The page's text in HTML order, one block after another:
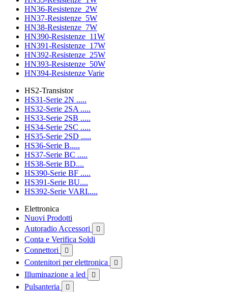
HN36-Resistenze_2W
HN37-Resistenze_5W
HN38-Resistenze_7W
HN390-Resistenze_11W
HN391-Resistenze_17W
HN392-Resistenze_25W
HN393-Resistenze_50W
HN394-Resistenze Varie
HS2-Transistor
HS31-Serie 2N .....
HS32-Serie 2SA .....
HS33-Serie 2SB .....
HS34-Serie 2SC .....
HS35-Serie 2SD .....
HS36-Serie B.....
HS37-Serie BC .....
HS38-Serie BD....
HS390-Serie BF .....
HS391-Serie BU....
HS392-Serie VARI.....
Elettronica
Nuovi Prodotti
Autoradio Accessori

Conta e Verifica Soldi
Connettori

Contenitori per elettronica 
Illuminazione a led 
Pulsanteria 